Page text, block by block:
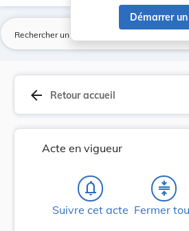
Démarrer
arrow_back Retour accueil
Acte en vigueur
notifications_none
Suivre cet acte
compress
Fermer